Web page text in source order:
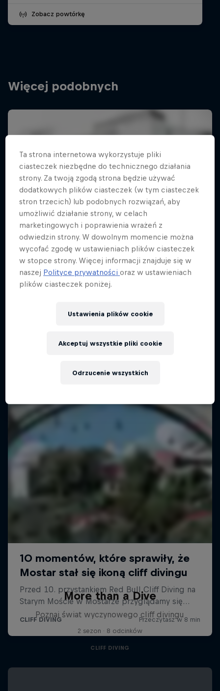
Zobacz powtórkę
Więcej podobnych
More than a Dive
Poznaj świat wyczynowego cliff divingu
2 sezon · 8 odcinków
CLIFF DIVING
Ta strona internetowa wykorzystuje pliki
ciasteczek niezbędne do technicznego działania
strony. Za twoją zgodą strona będzie używać
dodatkowych plików ciasteczek (w tym ciasteczek
stron trzecich) lub podobnych rozwiązań, aby
umożliwić działanie strony, w celach
marketingowych i poprawienia wrażeń z
odwiedzin strony. W dowolnym momencie można
wycofać zgodę w ustawieniach plików ciasteczek
w stopce strony. Więcej informacji znajduje się w
naszej Polityce prywatnościoraz w ustawieniach
plików ciasteczek poniżej.
Ustawienia plików cookie
Odrzucenie wszystkich
Akceptuj wszystkie pliki cookie